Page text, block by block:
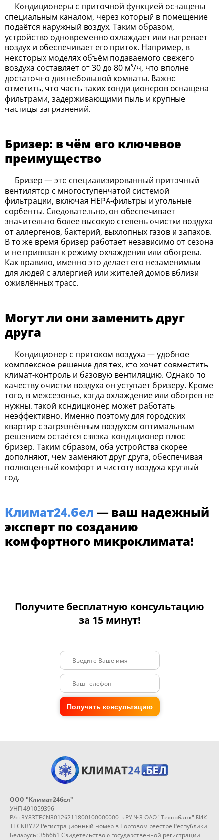
Кондиционеры с приточной функцией оснащены
специальным каналом, через который в помещение
подаётся наружный воздух. Таким образом,
устройство одновременно охлаждает или нагревает
воздух и обеспечивает его приток. Например, в
некоторых моделях объём подаваемого свежего
воздуха составляет от 30 до 80 м³/ч, что вполне
достаточно для небольшой комнаты. Важно
отметить, что часть таких кондиционеров оснащена
фильтрами, задерживающими пыль и крупные
частицы загрязнений.
Бризер: в чём его ключевое
преимущество
Бризер — это специализированный приточный
вентилятор с многоступенчатой системой
фильтрации, включая HEPA-фильтры и угольные
сорбенты. Следовательно, он обеспечивает
значительно более высокую степень очистки воздуха
от аллергенов, бактерий, выхлопных газов и запахов.
В то же время бризер работает независимо от сезона
и не привязан к режиму охлаждения или обогрева.
Как правило, именно это делает его незаменимым
для людей с аллергией или жителей домов вблизи
оживлённых трасс.
Могут ли они заменить друг
друга
Кондиционер с притоком воздуха — удобное
комплексное решение для тех, кто хочет совместить
климат-контроль и базовую вентиляцию. Однако по
качеству очистки воздуха он уступает бризеру. Кроме
того, в межсезонье, когда охлаждение или обогрев не
нужны, такой кондиционер может работать
неэффективно. Именно поэтому для городских
квартир с загрязнённым воздухом оптимальным
решением остаётся связка: кондиционер плюс
бризер. Таким образом, оба устройства скорее
дополняют, чем заменяют друг друга, обеспечивая
полноценный комфорт и чистоту воздуха круглый
год.
Климат24.бел — ваш надежный
эксперт по созданию
комфортного микроклимата!
Получите бесплатную консультацию
за 15 минут!
Получить консультацию
ООО "Климат24бел"
УНП 491059396
Р/с: BY83TECN30126211800100000000 в РУ №3 ОАО "Технобанк" БИК
TECNBY22 Регистрационный номер в Торговом реестре Республики
Беларусь: 356661 Свидетельство о государственной регистрации